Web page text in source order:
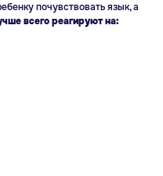
почувствовать язык, а
всего реагируют на: